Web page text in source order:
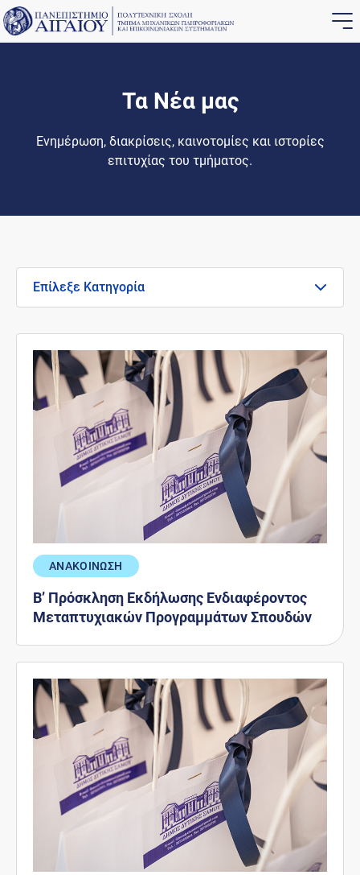
Τα Νέα μας
Ενημέρωση, διακρίσεις, καινοτομίες και ιστορίες
επιτυχίας του τμήματος.
Επίλεξε Κατηγορία
ΑΝΑΚΟΙΝΩΣΗ
Β’ Πρόσκληση Εκδήλωσης Ενδιαφέροντος
Μεταπτυχιακών Προγραμμάτων Σπουδών